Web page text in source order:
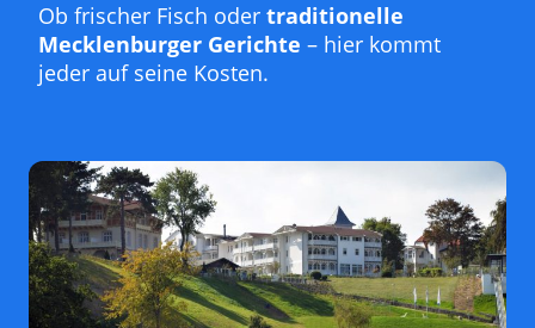
Ob frischer Fisch oder traditionelle
Mecklenburger Gerichte – hier kommt
jeder auf seine Kosten.